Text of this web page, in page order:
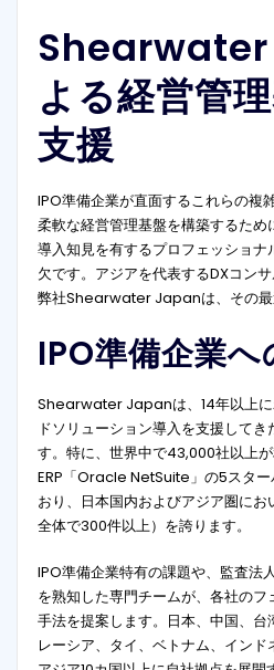
よる経営管
支援
IPO準備企業が直面するこれらの複
柔軟な経営管理基盤を構築するた
導入知見を有するプロフェッショ
欠です。アジアを代表するDXコン
弊社Shearwater Japanは、その最
IPO準備企業
Shearwater Japanは、14年以上に
ドソリューション導入を支援して
す。特に、世界中で43,000社以上
ERP「Oracle NetSuite」の5スタ
おり、日本国内およびアジア圏に
全体で300件以上）を誇ります。
IPO準備企業特有の課題や、監査法
を熟知した専門チームが、各社の
手法を提案します。日本、中国、
レーシア、タイ、ベトナム、イン